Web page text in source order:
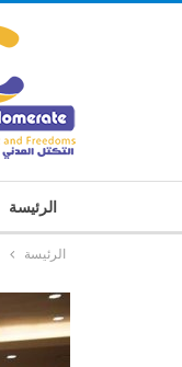
الرئيسة
الرئيسة